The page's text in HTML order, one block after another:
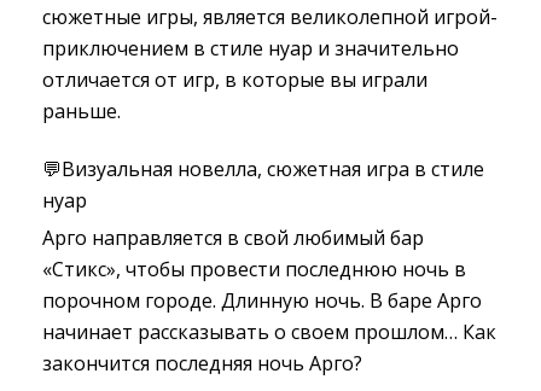
сюжетные игры, является великолепной игрой-
приключением в стиле нуар и значительно
отличается от игр, в которые вы играли
раньше.
💬Визуальная новелла, сюжетная игра в стиле
нуар
Арго направляется в свой любимый бар
«Стикс», чтобы провести последнюю ночь в
порочном городе. Длинную ночь. В баре Арго
начинает рассказывать о своем прошлом… Как
закончится последняя ночь Арго?